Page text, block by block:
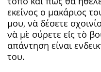
εκείνος ο μακάριος
μου, νὰ δέσετε
νὰ μὲ σύρετε εἰς τὸ
απάντηση είναι
του.